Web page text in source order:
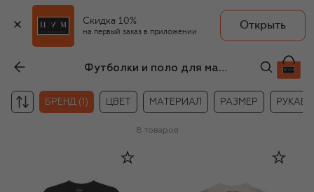
Скидка 10%
на первый заказ в приложении
Открыть
Футболки и поло для мальчиков Phobia Archive
БРЕНД (1) ЦВЕТ МАТЕРИАЛ РАЗМЕР РУКАВА
8 товаров